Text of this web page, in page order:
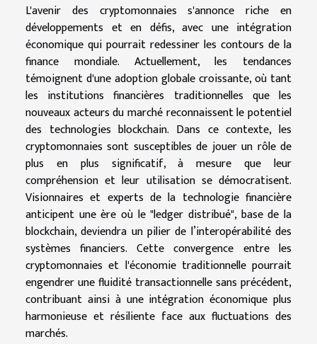
L'avenir des cryptomonnaies s'annonce riche en
développements et en défis, avec une intégration
économique qui pourrait redessiner les contours de la
finance mondiale. Actuellement, les tendances
témoignent d'une adoption globale croissante, où tant
les institutions financières traditionnelles que les
nouveaux acteurs du marché reconnaissent le potentiel
des technologies blockchain. Dans ce contexte, les
cryptomonnaies sont susceptibles de jouer un rôle de
plus en plus significatif, à mesure que leur
compréhension et leur utilisation se démocratisent.
Visionnaires et experts de la technologie financière
anticipent une ère où le "ledger distribué", base de la
blockchain, deviendra un pilier de l’interopérabilité des
systèmes financiers. Cette convergence entre les
cryptomonnaies et l'économie traditionnelle pourrait
engendrer une fluidité transactionnelle sans précédent,
contribuant ainsi à une intégration économique plus
harmonieuse et résiliente face aux fluctuations des
marchés.